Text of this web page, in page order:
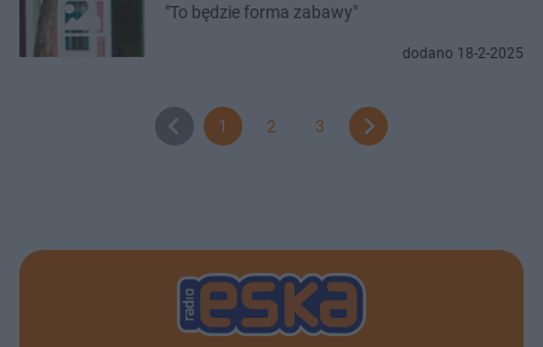
"To będzie forma zabawy"
dodano 18-2-2025
1 2 3